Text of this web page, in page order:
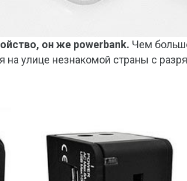
он же powerbank. Чем
на улице незнакомой страны с